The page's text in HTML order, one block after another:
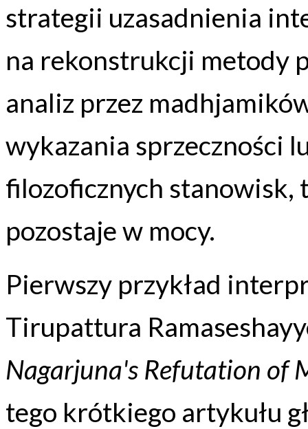
strategii uzasadnienia
na rekonstrukcji metody
analiz przez
wykazania sprzeczności
filozoficznych
pozostaje w mocy.
Pierwszy przykład
Tirupattura
Nagarjuna's Refutation of
tego krótkiego artykułu